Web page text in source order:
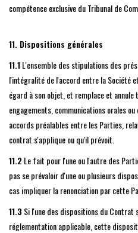
compétence exclusive du Tribunal de
11. Dispositions générales
11.1L'ensemble des stipulations des
l'intégralité de l'accord entre la Société
égard à son objet, et remplace et
engagements, communications orales
accords préalables entre les Parties,
contrat s'applique ou qu'il prévoit.
11.2 Le fait pour l'une ou l'autre des
pas se prévaloir d'une ou plusieurs
cas impliquer la renonciation par cette
11.3 Si l'une des dispositions du Contrat
réglementation applicable, cette